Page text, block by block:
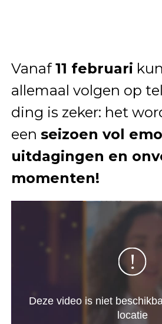
Vanaf11 februari
allemaal volgen op
ding is zeker: het
een seizoen vol
uitdagingen en
momenten!